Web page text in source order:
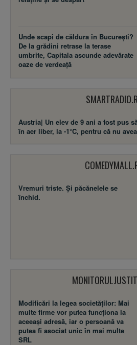
Unde scapi de căldura în București?
De la grădini retrase la terase
umbrite, Capitala ascunde adevărate
oaze de verdeață
Austria| Un elev de 9 ani a fost pus
în aer liber, la -1°C, pentru că nu
Vremuri triste. Şi păcănelele se
închid.
Modificări la legea societăţilor: Mai
multe firme vor putea funcţiona la
aceeaşi adresă, iar o persoană va
putea fi asociat unic în mai multe
SRL